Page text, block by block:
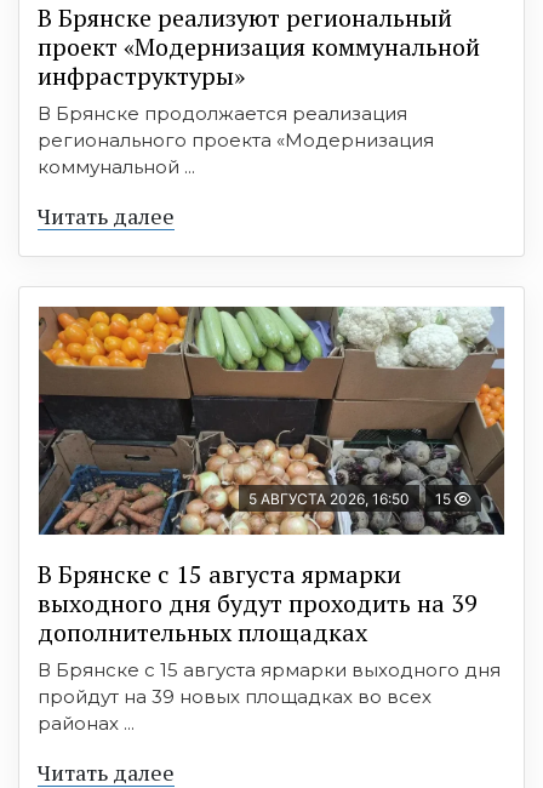
В Брянске реализуют региональный
проект «Модернизация коммунальной
инфраструктуры»
В Брянске продолжается реализация
регионального проекта «Модернизация
коммунальной ...
Читать далее
5 АВГУСТА 2026, 16:50 15
В Брянске с 15 августа ярмарки
выходного дня будут проходить на 39
дополнительных площадках
В Брянске с 15 августа ярмарки выходного дня
пройдут на 39 новых площадках во всех
районах ...
Читать далее